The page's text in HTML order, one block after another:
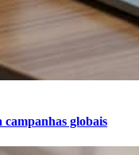
globais